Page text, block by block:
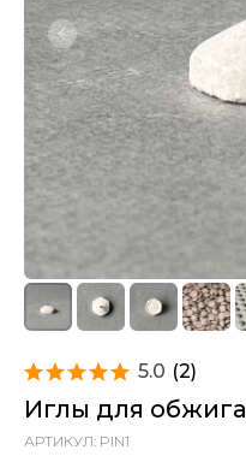
5.0 (2)
Иглы для обжига
АРТИКУЛ: PIN1